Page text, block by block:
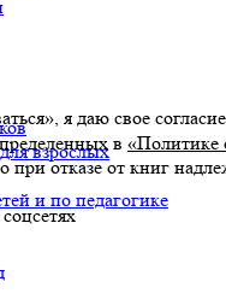
взрослых
и по педагогике
я даю свое
в «Политике
при отказе от книг